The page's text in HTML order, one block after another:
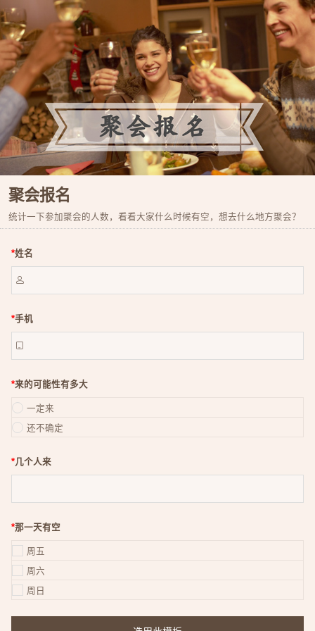
聚会报名
统计一下参加聚会的人数，看看大家什么时候有空，想去什么地方聚会？
*姓名

*手机

*来的可能性有多大
一定来
还不确定
*几个人来
*那一天有空
周五
周六
周日